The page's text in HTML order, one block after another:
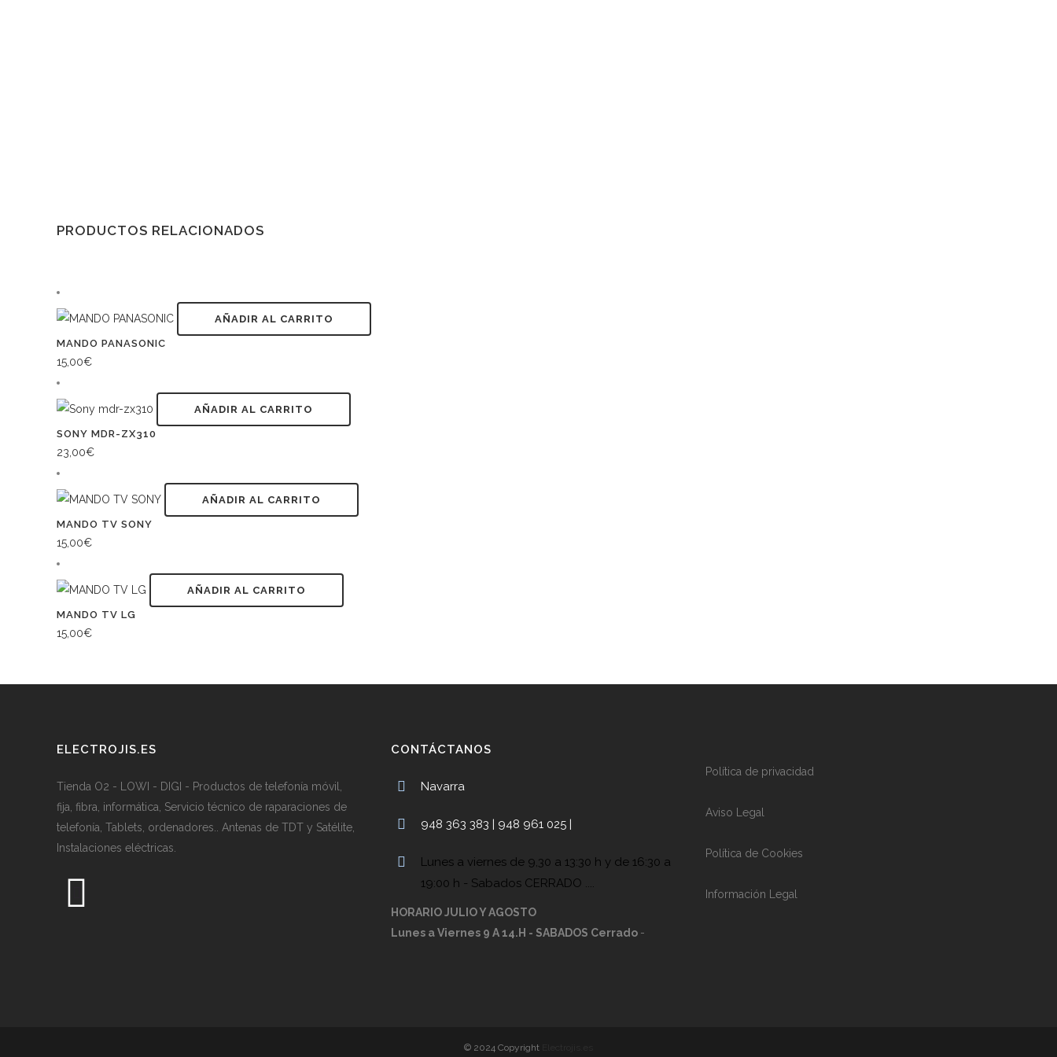
PRODUCTOS RELACIONADOS
AÑADIR AL CARRITO
MANDO PANASONIC
15,00€
AÑADIR AL CARRITO
SONY MDR-ZX310
23,00€
AÑADIR AL CARRITO
MANDO TV SONY
15,00€
AÑADIR AL CARRITO
MANDO TV LG
15,00€
ELECTROJIS.ES
Tienda O2 - LOWI - DIGI - Productos de telefonía móvil,
fija, fibra, informática, Servicio técnico de raparaciones de
telefonía, Tablets, ordenadores.. Antenas de TDT y Satélite,
Instalaciones eléctricas.
CONTÁCTANOS
Navarra
948 363 383 | 948 961 025 |
Lunes a viernes de 9,30 a 13:30 h y de 16:30 a
19:00 h - Sabados CERRADO ....
HORARIO JULIO Y AGOSTO
Lunes a Viernes 9 A 14.H - SABADOS Cerrado -
Política de privacidad
Aviso Legal
Política de Cookies
Información Legal
© 2024 Copyright